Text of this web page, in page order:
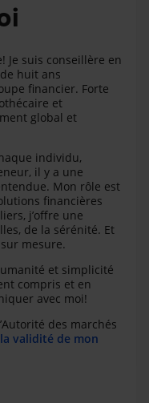
Je suis conseillère en
huit ans
financier. Forte
et
global et
individu,
il y a une
Mon rôle est
financières
j’offre une
de la sérénité. Et
mesure.
et simplicité
compris et en
avec moi!
des marchés
validité de mon